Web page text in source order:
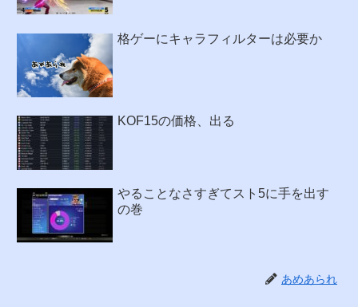
格ゲーにキャラフィルターは必要か
KOF15の価格、出る
やることなさすぎてスト5に手を出す
の巻
あめあられ